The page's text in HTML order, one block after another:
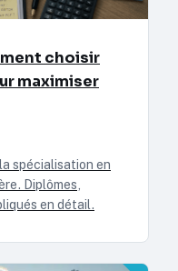
choisir
maximiser
spécialisation en
Diplômes,
en détail.